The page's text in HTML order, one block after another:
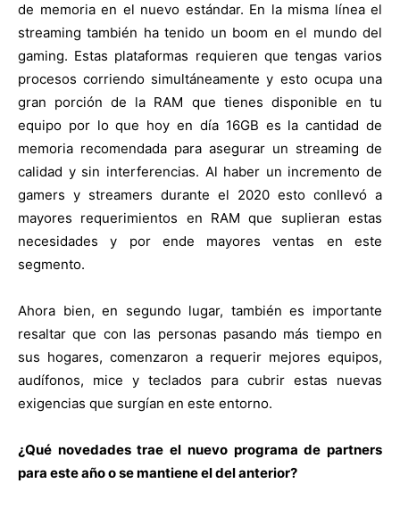
de memoria en el nuevo estándar. En la misma línea el
streaming también ha tenido un boom en el mundo del
gaming. Estas plataformas requieren que tengas varios
procesos corriendo simultáneamente y esto ocupa una
gran porción de la RAM que tienes disponible en tu
equipo por lo que hoy en día 16GB es la cantidad de
memoria recomendada para asegurar un streaming de
calidad y sin interferencias. Al haber un incremento de
gamers y streamers durante el 2020 esto conllevó a
mayores requerimientos en RAM que suplieran estas
necesidades y por ende mayores ventas en este
segmento.
Ahora bien, en segundo lugar, también es importante
resaltar que con las personas pasando más tiempo en
sus hogares, comenzaron a requerir mejores equipos,
audífonos, mice y teclados para cubrir estas nuevas
exigencias que surgían en este entorno.
¿Qué novedades trae el nuevo programa de partners
para este año o se mantiene el del anterior?